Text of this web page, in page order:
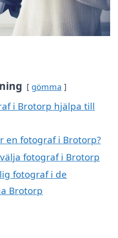
gömma
i Brotorp hjälpa till
en fotograf i Brotorp?
fotograf i Brotorp
fotograf i de
Brotorp